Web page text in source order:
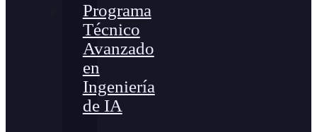
Programa
Técnico
Avanzado
en
Ingeniería
de IA